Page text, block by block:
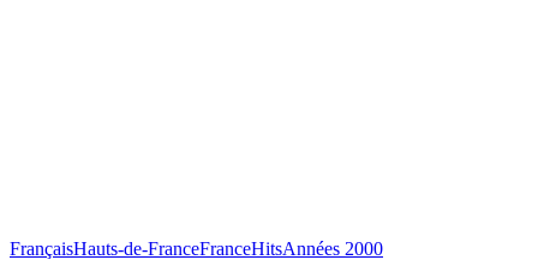
FrançaisHauts-de-FranceFranceHitsAnnées 2000